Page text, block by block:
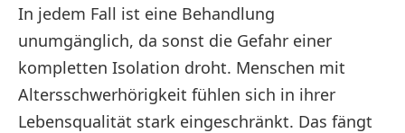
In jedem Fall ist eine Behandlung
unumgänglich, da sonst die Gefahr einer
kompletten Isolation droht. Menschen mit
Altersschwerhörigkeit fühlen sich in ihrer
Lebensqualität stark eingeschränkt. Das fängt